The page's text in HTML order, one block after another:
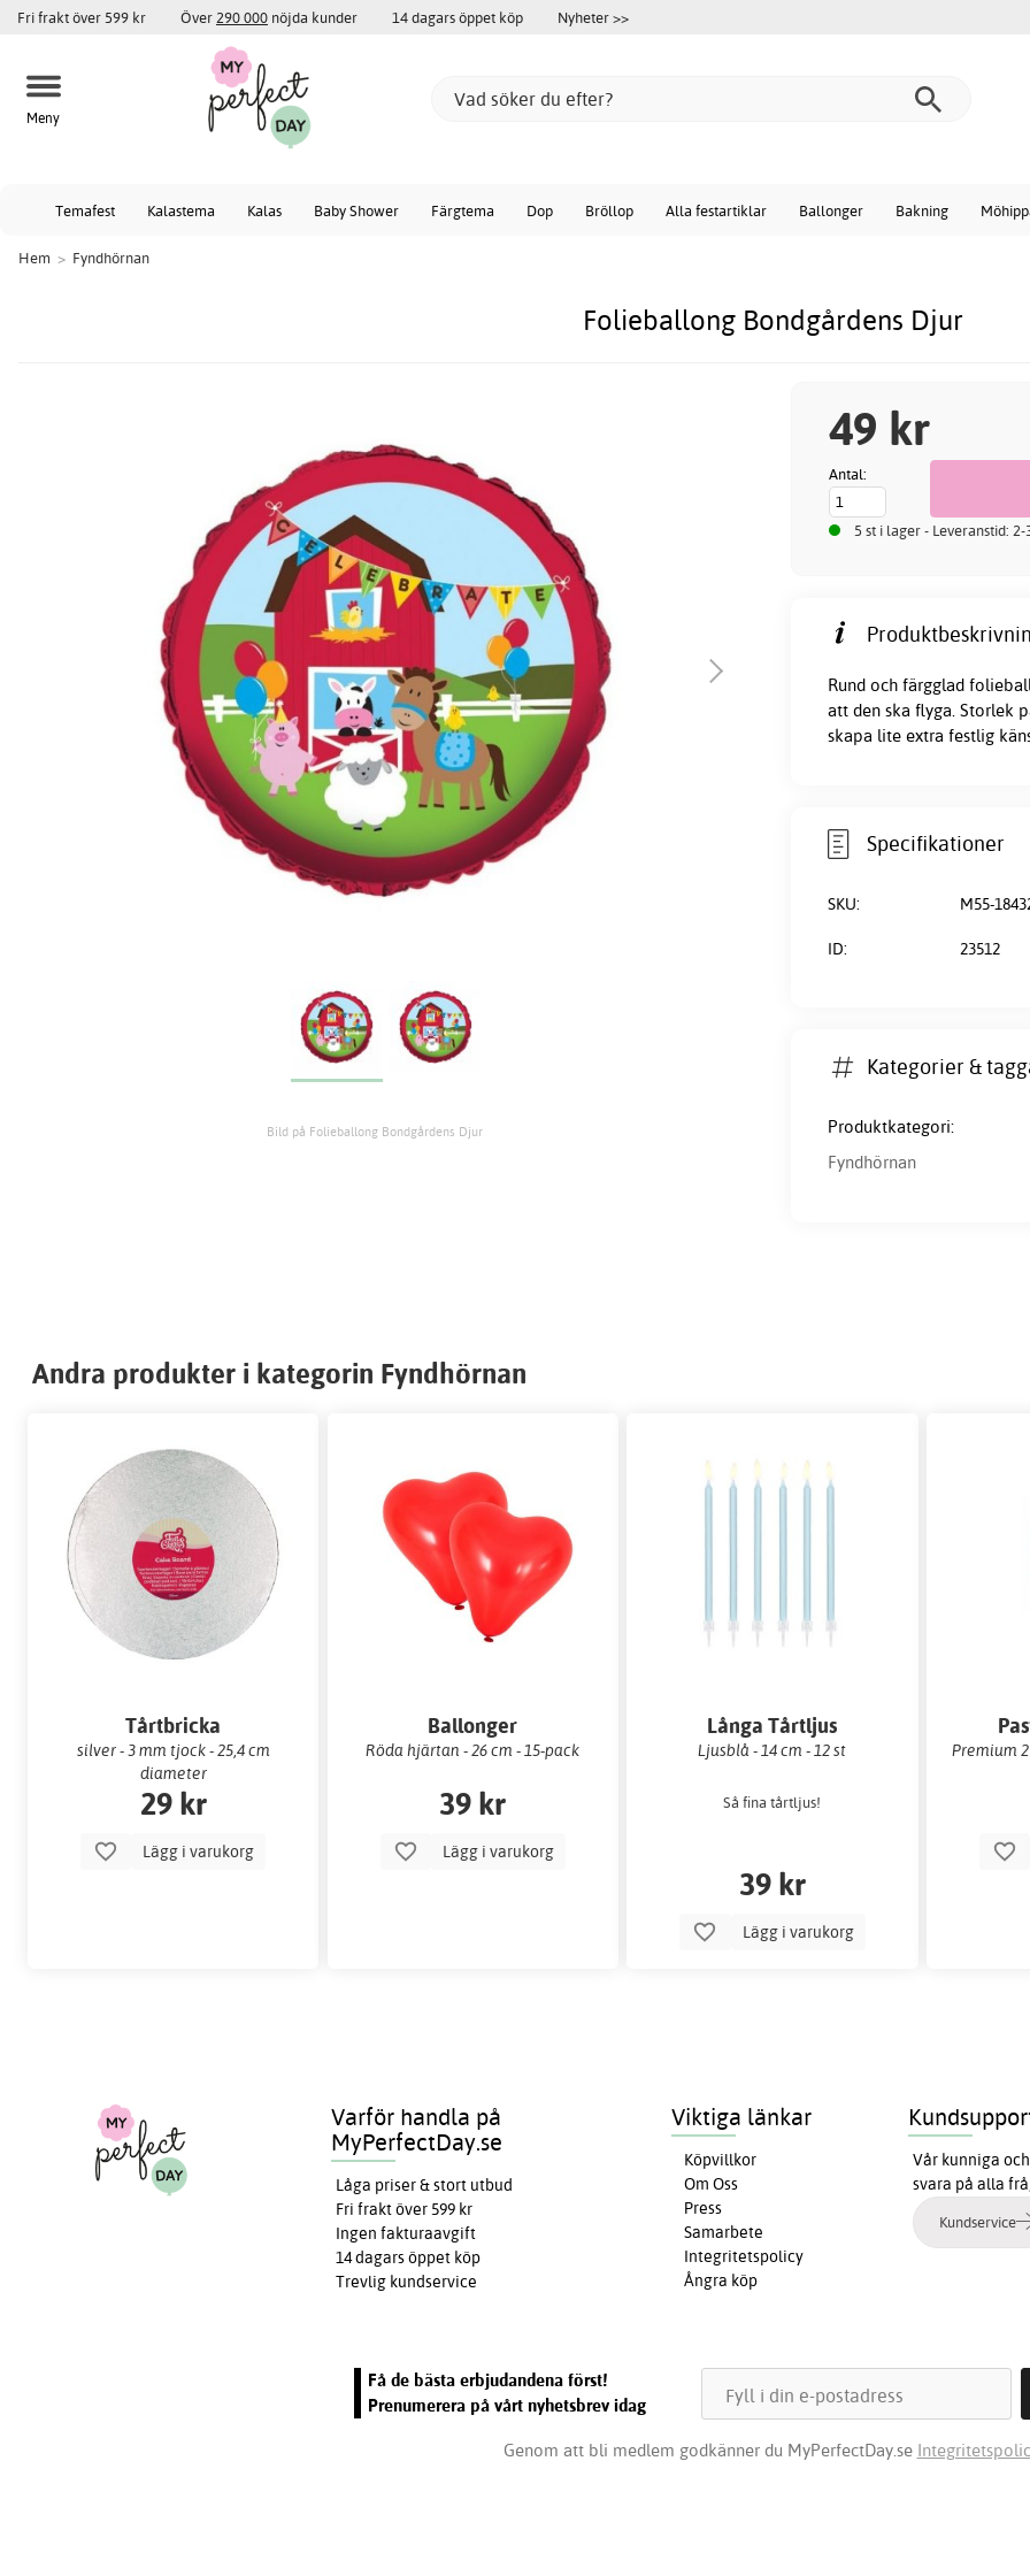
Fri frakt över 599 kr Över 290 000 nöjda kunder 14 dagars öppet köp Nyheter >>
Meny
Temafest Kalastema Kalas Baby Shower Färgtema Dop Bröllop Alla festartiklar Ballonger Bakning
Hem > Fyndhörnan
Folieballong Bondgårdens Djur
Bild på Folieballong Bondgårdens Djur
49 kr
Antal:
5 st i lager - Leveranstid:
Rund och färgglad
att den ska flyga. Storlek
skapa lite extra festlig
Specifikationer
SKU: M55-
ID: 23512
Kategorier &
Produktkategori:
Fyndhörnan
Andra produkter i kategorin Fyndhörnan
Tårtbricka
silver - 3 mm tjock - 25,4 cm
diameter
29 kr
Lägg i varukorg
Ballonger
Röda hjärtan - 26 cm - 15-pack
39 kr
Lägg i varukorg
Långa Tårtljus
Ljusblå - 14 cm - 12 st
Så fina tårtljus!
39 kr
Lägg i varukorg
Premium
Varför handla på
MyPerfectDay.se
Låga priser & stort utbud
Fri frakt över 599 kr
Ingen fakturaavgift
14 dagars öppet köp
Trevlig kundservice
Viktiga länkar
Köpvillkor
Om Oss
Press
Samarbete
Integritetspolicy
Ångra köp
Vår kunniga
svara på alla
Kundservice
Få de bästa erbjudandena först!
Prenumerera på vårt nyhetsbrev idag
Genom att bli medlem godkänner du MyPerfectDay.se